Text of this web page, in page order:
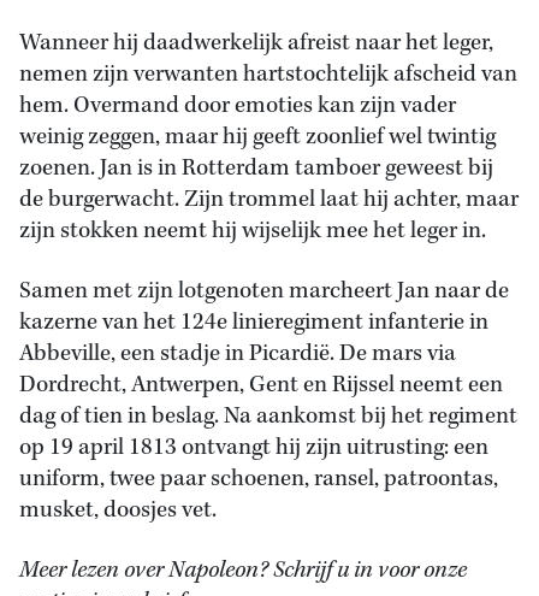
Wanneer hij daadwerkelijk afreist naar het leger,
nemen zijn verwanten hartstochtelijk afscheid van
hem. Overmand door emoties kan zijn vader
weinig zeggen, maar hij geeft zoonlief wel twintig
zoenen. Jan is in Rotterdam tamboer geweest bij
de burgerwacht. Zijn trommel laat hij achter, maar
zijn stokken neemt hij wijselijk mee het leger in.
Samen met zijn lotgenoten marcheert Jan naar de
kazerne van het 124e linieregiment infanterie in
Abbeville, een stadje in Picardië. De mars via
Dordrecht, Antwerpen, Gent en Rijssel neemt een
dag of tien in beslag. Na aankomst bij het regiment
op 19 april 1813 ontvangt hij zijn uitrusting: een
uniform, twee paar schoenen, ransel, patroontas,
musket, doosjes vet.
Meer lezen over Napoleon? Schrijf u in voor onze